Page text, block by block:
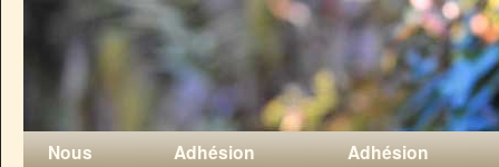
Nous
Adhésion
Adhésion